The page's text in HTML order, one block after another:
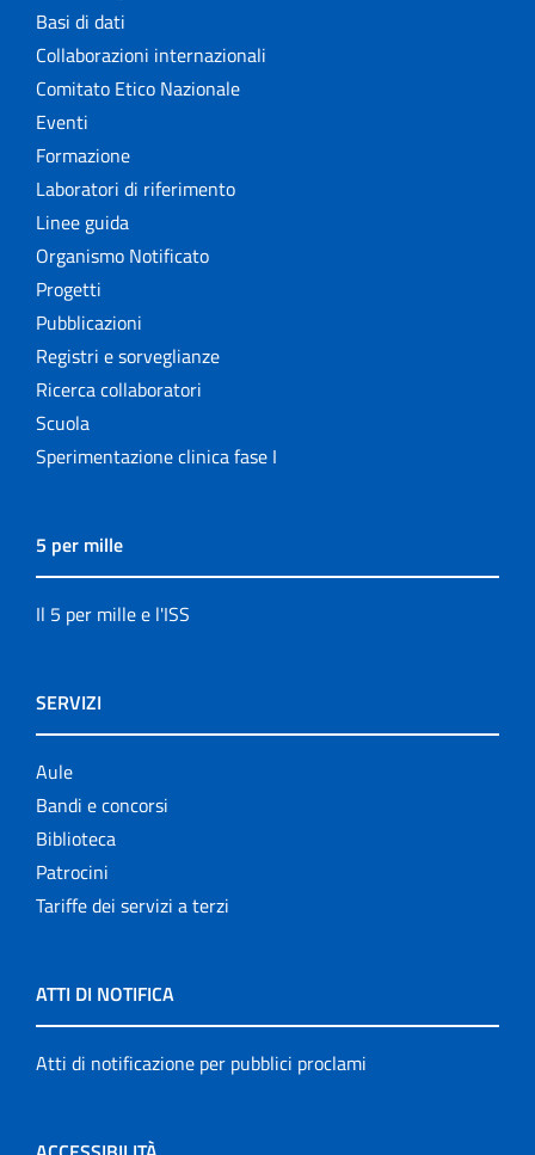
Basi di dati
Collaborazioni internazionali
Comitato Etico Nazionale
Eventi
Formazione
Laboratori di riferimento
Linee guida
Organismo Notificato
Progetti
Pubblicazioni
Registri e sorveglianze
Ricerca collaboratori
Scuola
Sperimentazione clinica fase I
5 per mille
Il 5 per mille e l'ISS
SERVIZI
Aule
Bandi e concorsi
Biblioteca
Patrocini
Tariffe dei servizi a terzi
ATTI DI NOTIFICA
Atti di notificazione per pubblici proclami